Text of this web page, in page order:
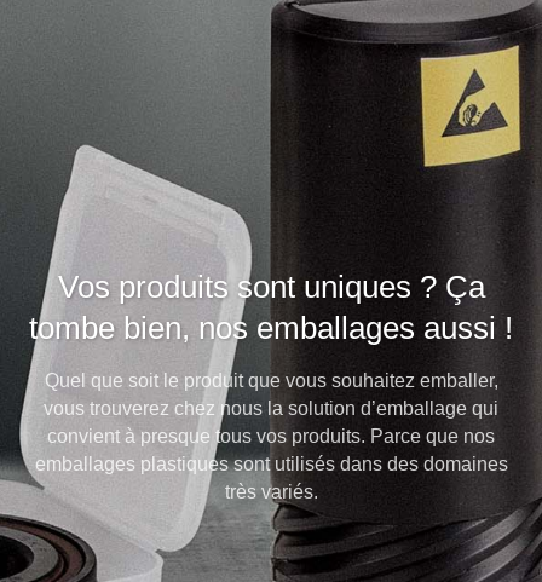
Vos produits sont uniques ? Ça
tombe bien, nos emballages aussi !
Quel que soit le produit que vous souhaitez emballer,
vous trouverez chez nous la solution d’emballage qui
convient à presque tous vos produits. Parce que nos
emballages plastiques sont utilisés dans des domaines
très variés.